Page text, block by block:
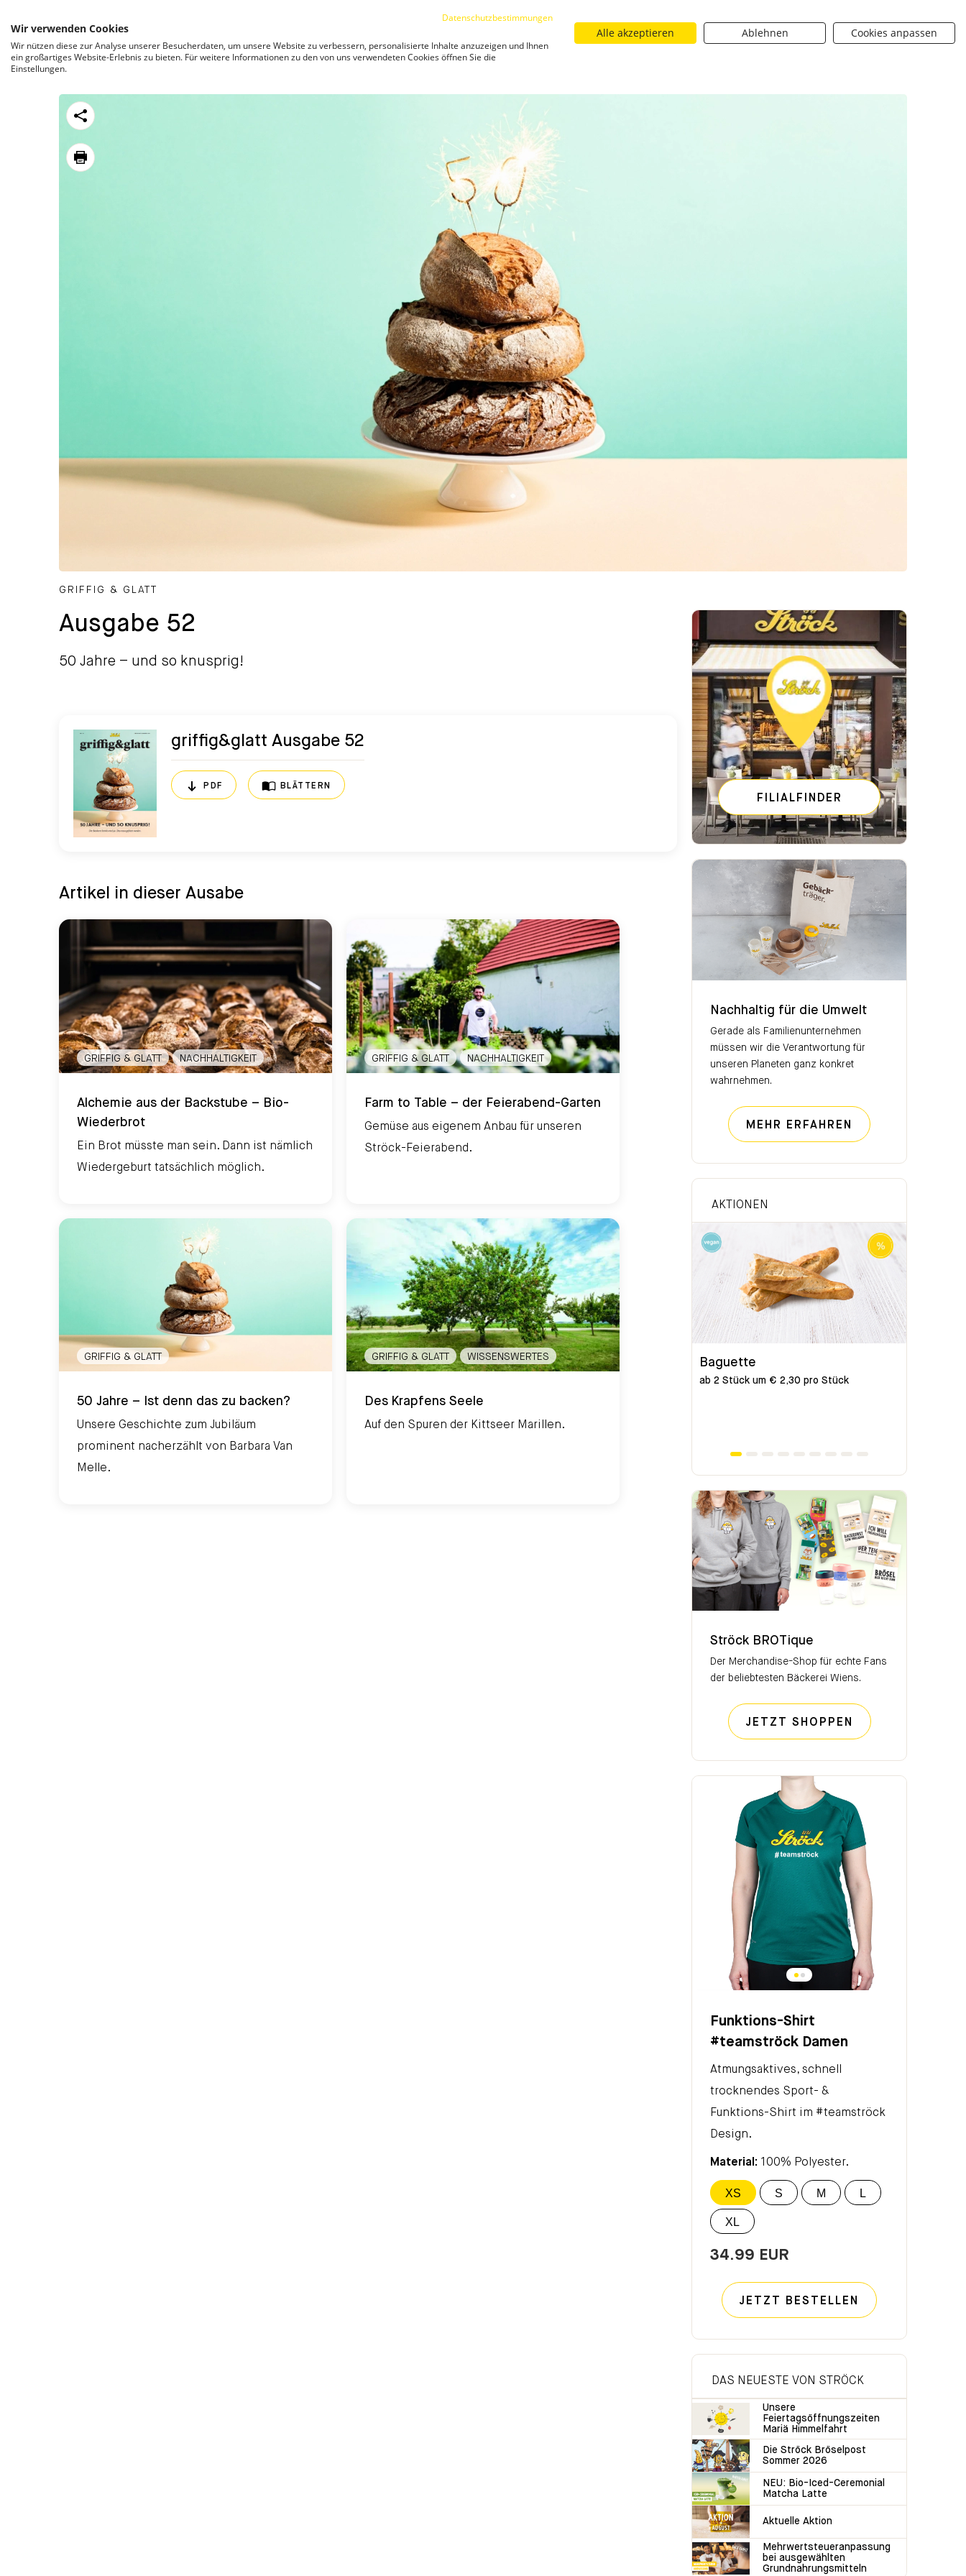
Sortiment Filialfinder Neuigkeiten Karriere Über uns BROTique
Suchen
https://stroeck.at/magazine/griffig-glatt/ausgabe-52/ Ausgabe 52 - [SHARE_URL]
Toogle share
print
CATEGORIZED AS
GRIFFIG & GLATT
Ausgabe 52
50 Jahre – und so knusprig!
griffig&glatt Ausgabe 52
PDF BLÄTTERN
Artikel in dieser Ausabe
GRIFFIG & GLATT NACHHALTIGKEIT
Alchemie aus der Backstube – Bio-
Wiederbrot
Ein Brot müsste man sein. Dann ist nämlich
Wiedergeburt tatsächlich möglich.
GRIFFIG & GLATT NACHHALTIGKEIT
Farm to Table – der Feierabend-Garten
Gemüse aus eigenem Anbau für unseren
Ströck-Feierabend.
GRIFFIG & GLATT
50 Jahre – Ist denn das zu backen?
Unsere Geschichte zum Jubiläum
prominent nacherzählt von Barbara Van
Melle.
GRIFFIG & GLATT WISSENSWERTES
Des Krapfens Seele
Auf den Spuren der Kittseer Marillen.
FILIALFINDER
Nachhaltig für die Umwelt
Gerade als Familienunternehmen
müssen wir die Verantwortung für
unseren Planeten ganz konkret
wahrnehmen.
MEHR ERFAHREN NACHHALTIG
AKTIONEN
Baguette
ab 2 Stück um € 2,30 pro Stück
Ströck BROTique
Der Merchandise-Shop für echte Fans
der beliebtesten Bäckerei Wiens.
JETZT SHOPPEN STRÖCK
Funktions-Shirt
#teamströck Damen
Atmungsaktives, schnell
trocknendes Sport- &
Funktions-Shirt im #teamströck
Design.
Material: 100% Polyester.
XS S M L
XL
34.99 EUR
JETZT BESTELLEN
DAS NEUESTE VON STRÖCK
Unsere
Feiertagsöffnungszeiten
Mariä Himmelfahrt
Die Ströck Bröselpost
Sommer 2026
NEU: Bio-Iced-Ceremonial
Matcha Latte
Aktuelle Aktion
Mehrwertsteueranpassung
bei ausgewählten
Grundnahrungsmitteln
Datenschutzbestimmungen
Wir verwenden Cookies
Wir nützen diese zur Analyse unserer Besucherdaten, um unsere Website zu verbessern, personalisierte Inhalte anzuzeigen und Ihnen
ein großartiges Website-Erlebnis zu bieten. Für weitere Informationen zu den von uns verwendeten Cookies öffnen Sie die
Einstellungen.
Alle akzeptieren Ablehnen Cookies anpassen